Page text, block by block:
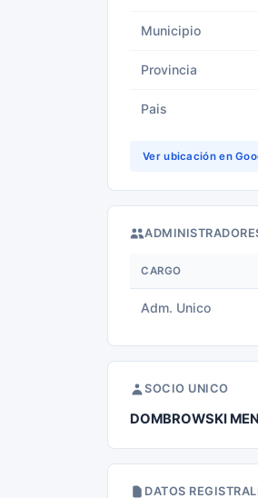
Municipio
Provincia
Pais
Ver ubicación en
CARGO
Adm. Unico
SOCIO UNICO
DOMBROWSKI
DATOS